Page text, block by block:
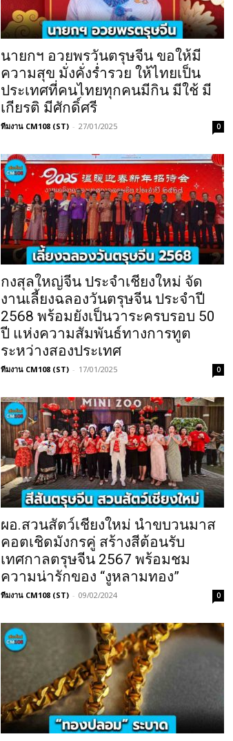
นายกฯ อวยพรวันตรุษจีน ขอให้มี
ความสุข มั่งคั่งร่ำรวย ให้ไทยเป็น
ประเทศที่คนไทยทุกคนมีกิน มีใช้ มี
เกียรติ มีศักดิ์ศรี
ทีมงาน CM108 (ST) - 27/01/2025 0
กงสุลใหญ่จีน ประจำเชียงใหม่ จัด
งานเลี้ยงฉลองวันตรุษจีน ประจำปี
2568 พร้อมยังเป็นวาระครบรอบ 50
ปี แห่งความสัมพันธ์ทางการทูต
ระหว่างสองประเทศ
ทีมงาน CM108 (ST) - 17/01/2025 0
ผอ.สวนสัตว์เชียงใหม่ นําขบวนมาส
คอตเชิดมังกรคู่ สร้างสีต้อนรับ
เทศกาลตรุษจีน 2567 พร้อมชม
ความน่ารักของ “งูหลามทอง”
ทีมงาน CM108 (ST) - 09/02/2024 0